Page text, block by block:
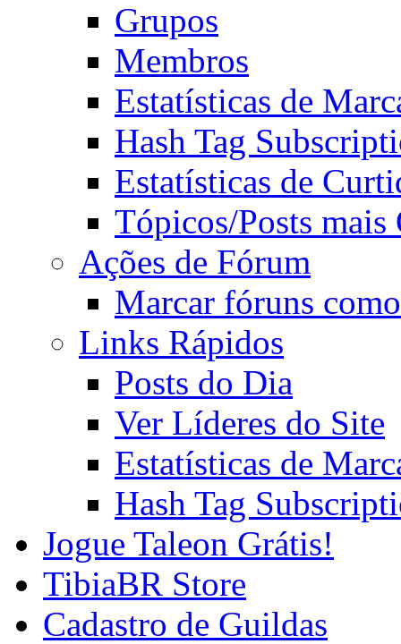
Grupos
Membros
Estatísticas de
Hash Tag
Estatísticas de
Tópicos/Posts mais
Ações de Fórum
Marcar fóruns
Links Rápidos
Posts do Dia
Ver Líderes do Site
Estatísticas de
Hash Tag
Jogue Taleon Grátis!
TibiaBR Store
Cadastro de Guildas